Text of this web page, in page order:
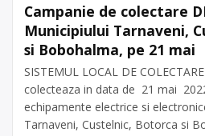
Campanie de colectare
Municipiului Tarnaveni,
si Bobohalma, pe 21 mai
SISTEMUL LOCAL DE
colecteaza in data de 21 mai
echipamente electrice si
Tarnaveni, Custelnic, Botorca si